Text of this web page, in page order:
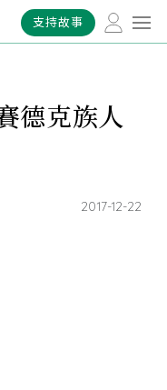
支持故事
德克族人
2017-12-22